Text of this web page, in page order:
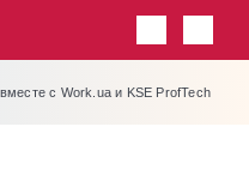
с Work.ua и KSE ProfTech